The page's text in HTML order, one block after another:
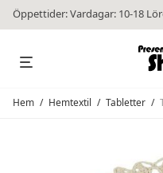
Öppettider: Vardagar: 10-18
Hem / Hemtextil / Tabletter /